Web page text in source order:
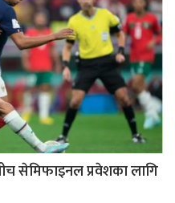
सेमिफाइनल प्रवेशका लागि